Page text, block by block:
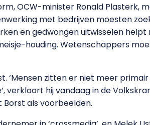
OCW-minister Ronald Plasterk,
met bedrijven moesten
en gedwongen uitwisselen helpt
houding. Wetenschappers
‘Mensen zitten er niet meer
verklaart hij vandaag in de
als voorbeelden.